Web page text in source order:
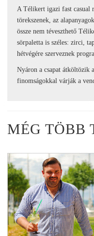
A Télikert igazi fast casual
törekszenek, az
össze nem téveszthető
sörpaletta is széles: zirci,
hétvégére szerveznek
Nyáron a csapat átköltözik
finomságokkal várják a
MÉG TÖBB